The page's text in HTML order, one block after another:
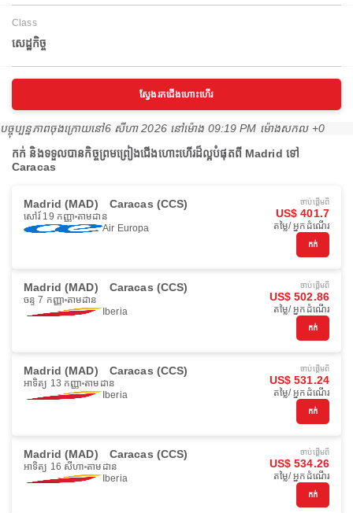
Class
សេដ្ឋកិច្ច
ស្វែងរកជើងហោះហើរ
បច្ចុប្បន្នភាពចុងក្រោយនៅ6 សីហា 2026 នៅ​ម៉ោង 09:19 PM ម៉ោង​សកល +0
កក់ និងទទួលបានកិច្ចព្រមព្រៀងជើងហោះហើរដ៏ល្អបំផុតពី Madrid ទៅ
Caracas
Madrid (MAD) Caracas (CCS)
សៅរ៍ 19 កញ្ញា តាមដាន
Air Europa
ចាប់ផ្ដើមពី
US$ 401.7
តម្លៃ/ អ្នកដំណើរ
កក់
Madrid (MAD) Caracas (CCS)
ចន្ទ 7 កញ្ញា តាមដាន
Iberia
ចាប់ផ្ដើមពី
US$ 502.86
តម្លៃ/ អ្នកដំណើរ
កក់
Madrid (MAD) Caracas (CCS)
អាទិត្យ 13 កញ្ញា តាមដាន
Iberia
ចាប់ផ្ដើមពី
US$ 531.24
តម្លៃ/ អ្នកដំណើរ
កក់
Madrid (MAD) Caracas (CCS)
អាទិត្យ 16 សីហា តាមដាន
Iberia
ចាប់ផ្ដើមពី
US$ 534.26
តម្លៃ/ អ្នកដំណើរ
កក់